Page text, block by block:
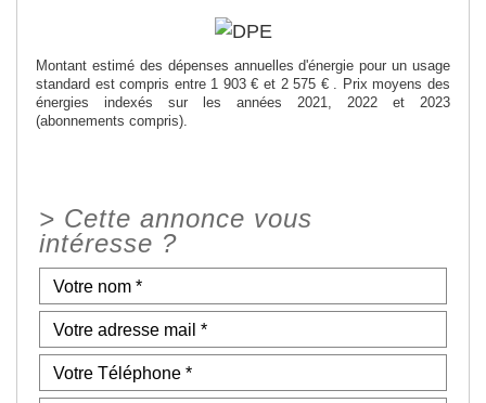
Montant estimé des dépenses annuelles d'énergie pour un usage
standard est compris entre 1 903 € et 2 575 € . Prix moyens des
énergies indexés sur les années 2021, 2022 et 2023
(abonnements compris).
> Cette annonce vous
intéresse ?